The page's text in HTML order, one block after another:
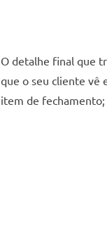
O detalhe final que
que o seu cliente vê
item de fechamento;